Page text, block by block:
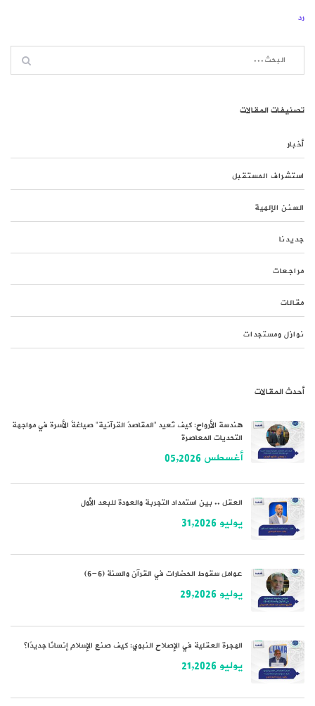
رد
تصنيفات المقالات
أخبار
استشراف المستقبل
السنن الإلهية
جديدنا
مراجعات
مقالات
نوازل ومستجدات
أحدث المقالات
هندسة الأرواح: كيف تُعيد “المقاصدُ القرآنية” صياغةَ الأسرة في مواجهة
التحديات المعاصرة
أغسطس 05,2026
العقل .. بين استمداد التجربة والعودة للبعد الأول
يوليو 31,2026
عوامل سقوط الحضارات في القرآن والسنة (6-6)
يوليو 29,2026
الهجرة العقلية في الإصلاح النبوي: كيف صنع الإسلام إنسانًا جديدًا؟
يوليو 21,2026